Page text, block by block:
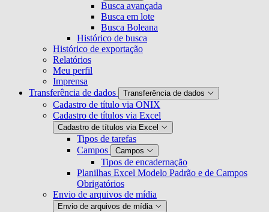
Busca avançada
Busca em lote
Busca Boleana
Histórico de busca
Histórico de exportação
Relatórios
Meu perfil
Imprensa
Transferência de dados
Transferência de dados
Cadastro de título via ONIX
Cadastro de títulos via Excel
Cadastro de títulos via Excel
Tipos de tarefas
Campos
Campos
Tipos de encadernação
Planilhas Excel Modelo Padrão e de Campos
Obrigatórios
Envio de arquivos de mídia
Envio de arquivos de mídia